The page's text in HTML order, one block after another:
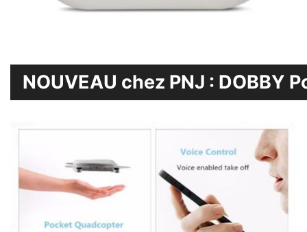
NOUVEAU chez PNJ : DOBBY